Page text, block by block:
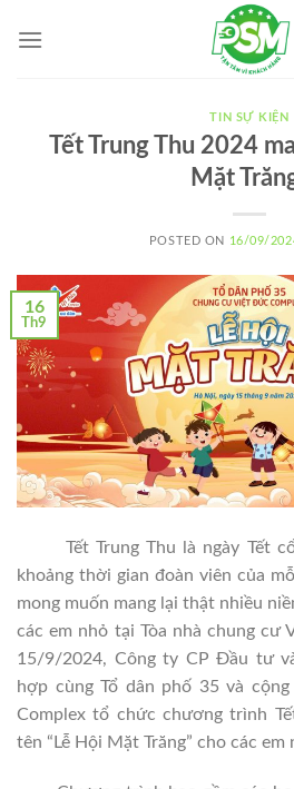
TIN SỰ KIỆN
Tết Trung Thu 2024
Mặt
POSTED ON 16/09/
16
Th9
Tết Trung Thu là ngày Tết cổ
khoảng thời gian đoàn viên của
mong muốn mang lại thật nhiều
các em nhỏ tại Tòa nhà chung cư
15/9/2024, Công ty CP Đầu tư
hợp cùng Tổ dân phố 35 và
Complex tổ chức chương trình
tên “Lễ Hội Mặt Trăng” cho các em